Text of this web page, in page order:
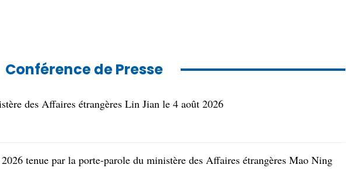
Conférence de Presse
des Affaires étrangères Lin Jian le 4 août 2026
tenue par la porte-parole du ministère des Affaires étrangères Mao Ning